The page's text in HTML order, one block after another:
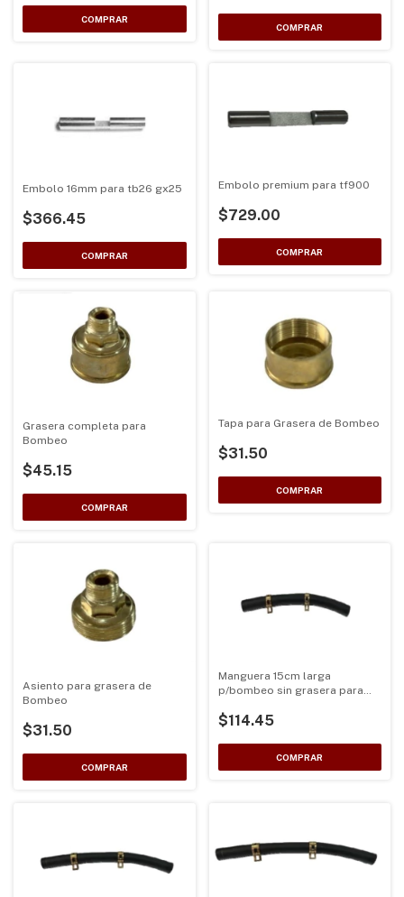
Embolo 16mm para tb26 gx25
$366.45
Embolo premium para tf900
$729.00
Grasera completa para
Bombeo
$45.15
Tapa para Grasera de Bombeo
$31.50
Asiento para grasera de
Bombeo
$31.50
Manguera 15cm larga
p/bombeo sin grasera para
con tanque
$114.45